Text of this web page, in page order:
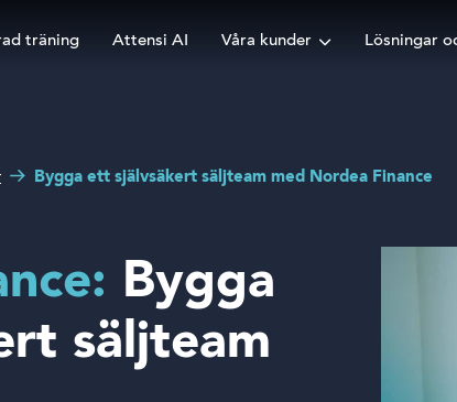
träning Attensi AI Våra kunder Lösningar
Bygga ett självsäkert säljteam med Nordea Finance
Bygga
säljteam